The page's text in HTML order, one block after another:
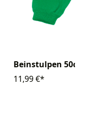
Beinstulpen 50cm
11,99 €*